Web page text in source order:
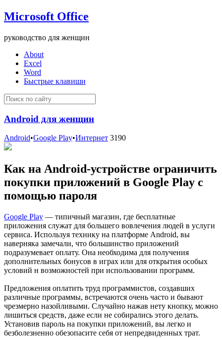
Microsoft Office
руководство для женщин
About
Excel
Word
Быстрые клавиши
Android для женщин
Android•Google Play•Интернет 3190
Как на Android-устройстве ограничить
покупки приложений в Google Play с
помощью пароля
Google Play — типичный магазин, где бесплатные
приложения служат для большего вовлечения людей в услуги
сервиса. Используя технику на платформе Android, вы
наверняка замечали, что большинство приложений
подразумевает оплату. Она необходима для получения
дополнительных бонусов в играх или для открытия особых
условий н возможностей при использовании программ.
Предложения оплатить труд программистов, создавших
различные программы, встречаются очень часто и бывают
чрезмерно назойливыми. Случайно нажав нету кнопку, можно
лишиться средств, даже если не собирались этого делать.
Установив пароль на покупки приложений, вы легко и
безболезненно обезопасите себя от непредвиденных трат.